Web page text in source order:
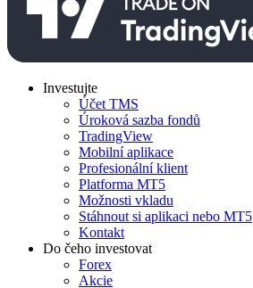
Investujte
Účet TMS
Úroková sazba fondů
TradingView
Mobilní aplikace
Profesionální klient
Platforma MT5
Možnosti vkladu
Stáhnout si aplikaci nebo MT5
Kontakt
Do čeho investovat
Forex
Akcie